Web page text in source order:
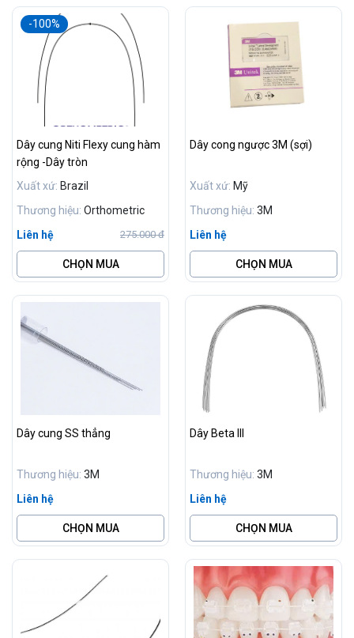
Dây cung Niti Flexy cung hàm
rộng -Dây tròn
Xuất xứ: Brazil
Thương hiệu: Orthometric
Liên hệ
275.000 đ
CHỌN MUA
-100%
Dây cong ngược 3M (sợi)
Xuất xứ: Mỹ
Thương hiệu: 3M
Liên hệ
CHỌN MUA
Dây cung SS thẳng
Thương hiệu: 3M
Liên hệ
CHỌN MUA
Dây Beta III
Thương hiệu: 3M
Liên hệ
CHỌN MUA